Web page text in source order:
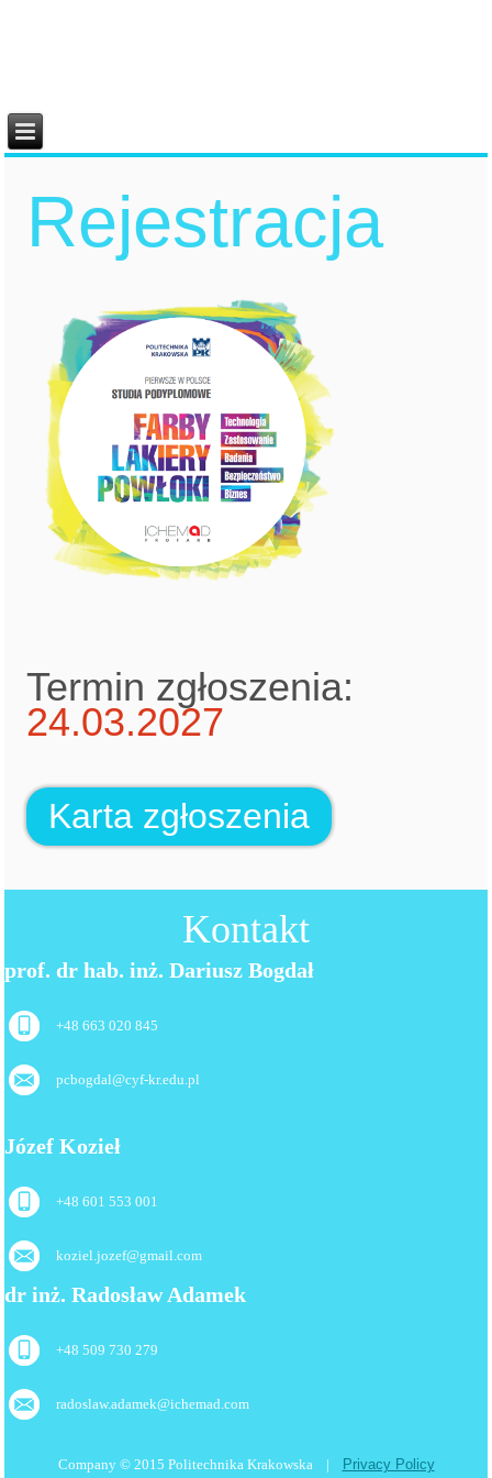
Rejestracja
Termin zgłoszenia:
24.03.2027
Karta zgłoszenia
Kontakt
prof. dr hab. inż. Dariusz Bogdał
+48 663 020 845
pcbogdal@cyf-kr.edu.pl
Józef Kozieł
+48 601 553 001
koziel.jozef@gmail.com
dr inż. Radosław Adamek
+48 509 730 279
radoslaw.adamek@ichemad.com
Company © 2015 Politechnika Krakowska | Privacy Policy